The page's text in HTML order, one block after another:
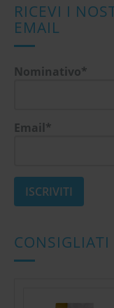
RICEVI I
EMAIL
Nominativo*
Email*
CONSIGLIATI